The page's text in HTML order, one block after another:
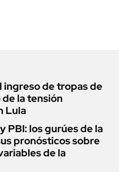
ingreso de tropas de
la tensión
Lula
PBI: los gurúes de la
pronósticos sobre
de la